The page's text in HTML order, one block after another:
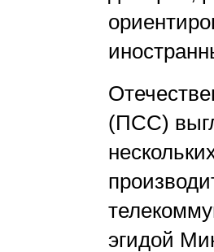
(ПСС)
эгидой